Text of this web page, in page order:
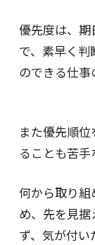
優先度は、期
で、素早く
のできる仕事
また優先順
ることも苦手
何から取り
め、先を見
ず、気が付